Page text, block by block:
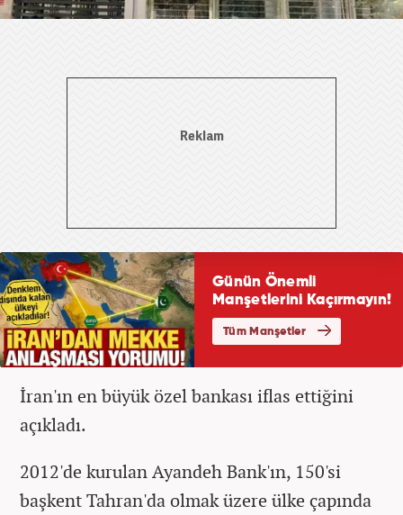
İran'ın en büyük özel bankası iflas ettiğini
açıkladı.
2012'de kurulan Ayandeh Bank'ın, 150'si
başkent Tahran'da olmak üzere ülke çapında